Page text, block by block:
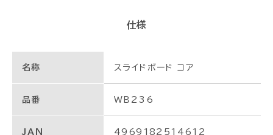
仕様
名称 スライドボード コア
品番 WB236
JAN 4969182514612